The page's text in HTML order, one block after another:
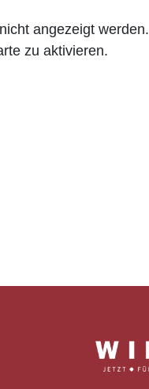
angezeigt werden.
zu aktivieren.